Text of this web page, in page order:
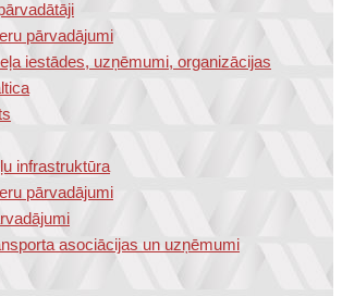
pārvadājumi
iestādes, uzņēmumi, organizācijas
infrastruktūra
pārvadājumi
asociācijas un uzņēmumi